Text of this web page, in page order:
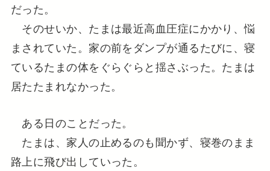
だった。
そのせいか、たまは最近高血圧症にかかり、悩
まされていた。家の前をダンプが通るたびに、寝
ているたまの体をぐらぐらと揺さぶった。たまは
居たたまれなかった。
ある日のことだった。
たまは、家人の止めるのも聞かず、寝巻のまま
路上に飛び出していった。